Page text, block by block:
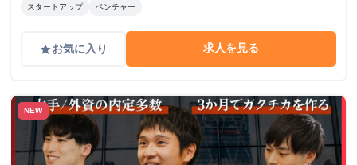
スタートアップ ベンチャー
gradeお気に入り 求人を見る
NEW